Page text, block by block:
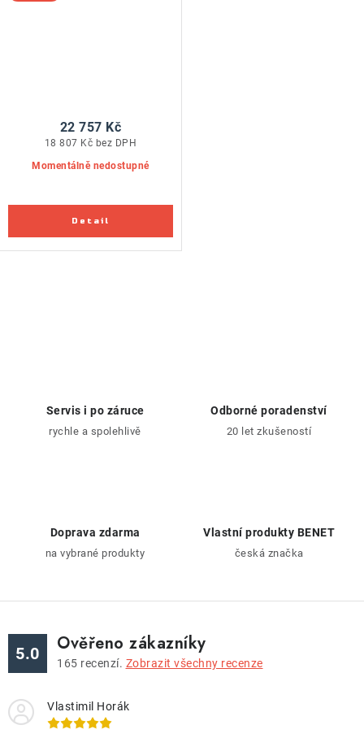
Momentálně nedostupné
18 807 Kč bez DPH
22 757 Kč
ý
i
u
Servis i po záruce
rychle a spolehlivě
Odborné poradenství
20 let zkušeností
Doprava zdarma
na vybrané produkty
Vlastní produkty BENET
česká značka
5.0 Ověřeno zákazníky
165 recenzí. Zobrazit všechny recenze
Vlastimil Horák